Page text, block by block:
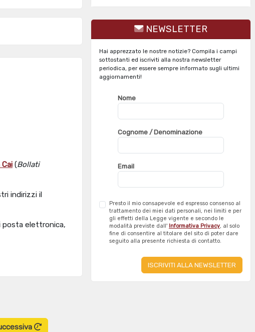
(Bollati
indirizzi il
posta elettronica,
o
o
k
d
I
n
A
p
p
t
NEWSLETTER
Hai apprezzato le nostre notizie? Compila i campi
sottostanti ed iscriviti alla nostra newsletter
periodica, per essere sempre informato sugli ultimi
aggiornamenti!
Nome
Cognome / Denominazione
Email
Presto il mio consapevole ed espresso consenso al
trattamento dei miei dati personali, nei limiti e per
gli effetti della Legge vigente e secondo le
modalità previste dall' Informativa Privacy, al solo
fine di consentire al titolare del sito di poter dare
seguito alla presente richiesta di contatto.